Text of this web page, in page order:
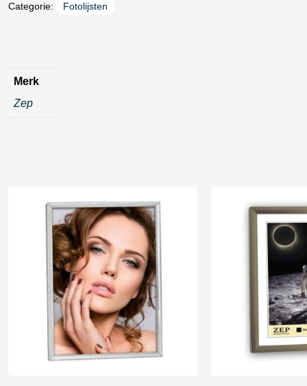
Categorie:
Fotolijsten
Merk
Zep